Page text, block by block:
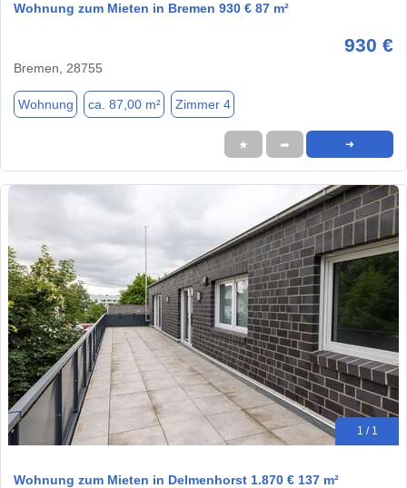
Wohnung zum Mieten in Bremen 930 € 87 m²
930 €
Bremen, 28755
Wohnung ca. 87,00 m² Zimmer 4
★ ➦ ➜
1 / 1
Wohnung zum Mieten in Delmenhorst 1.870 € 137 m²